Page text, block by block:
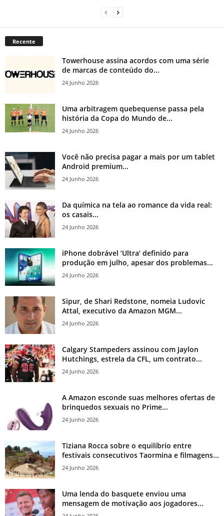
Recente
Towerhouse assina acordos com uma série
de marcas de conteúdo do...
24 Junho 2026
Uma arbitragem quebequense passa pela
história da Copa do Mundo de...
24 Junho 2026
Você não precisa pagar a mais por um tablet
Android premium...
24 Junho 2026
Da química na tela ao romance da vida real:
os casais...
24 Junho 2026
iPhone dobrável ‘Ultra’ definido para
produção em julho, apesar dos problemas...
24 Junho 2026
Sipur, de Shari Redstone, nomeia Ludovic
Attal, executivo da Amazon MGM...
24 Junho 2026
Calgary Stampeders assinou com Jaylon
Hutchings, estrela da CFL, um contrato...
24 Junho 2026
A Amazon esconde suas melhores ofertas de
brinquedos sexuais no Prime...
24 Junho 2026
Tiziana Rocca sobre o equilíbrio entre
festivais consecutivos Taormina e filmagens...
24 Junho 2026
Uma lenda do basquete enviou uma
mensagem de motivação aos jogadores...